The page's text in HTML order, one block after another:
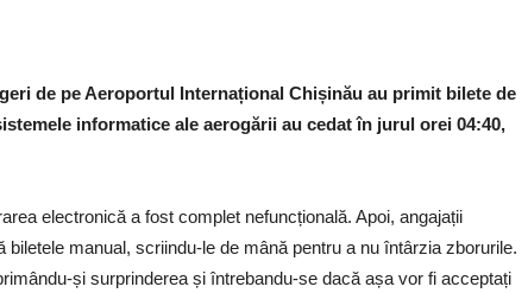
de pe Aeroportul Internațional Chișinău au primit bilete de
informatice ale aerogării au cedat în jurul orei 04:40,
electronică a fost complet nefuncțională. Apoi, angajații
manual, scriindu-le de mână pentru a nu întârzia zborurile.
și surprinderea și întrebandu-se dacă așa vor fi acceptați